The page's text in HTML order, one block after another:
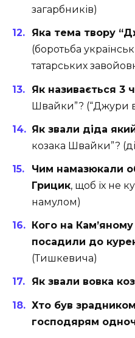
загарбників)
Яка тема твору
(боротьба
татарських
Як називається 3
Швайки”? (“Джури
Як звали діда
козака Швайки”?
Чим намазюкали
Грицик, щоб їх не
намулом)
Кого на Кам’яному
посадили до
(Тишкевича)
Як звали вовка
Хто був
господярям